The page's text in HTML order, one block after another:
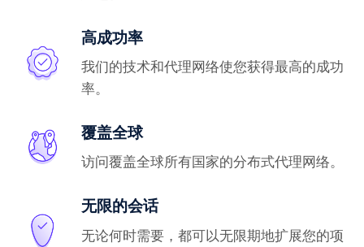
高成功率
我们的技术和代理网络使您获得最高的成功
率。
覆盖全球
访问覆盖全球所有国家的分布式代理网络。
无限的会话
无论何时需要，都可以无限期地扩展您的项